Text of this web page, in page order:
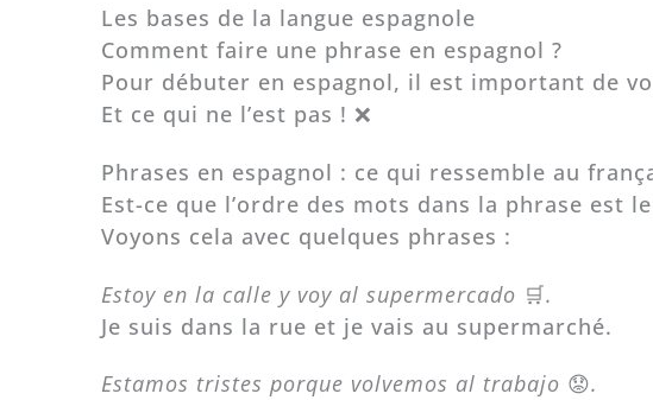
Les bases de la langue espagnole
Comment faire une phrase en espagnol ?
Pour débuter en espagnol, il est important de
Et ce qui ne l’est pas ! ❌
Phrases en espagnol : ce qui ressemble au
Est-ce que l’ordre des mots dans la phrase est
Voyons cela avec quelques phrases :
Estoy en la calle y voy al supermercado 🛒.
Je suis dans la rue et je vais au supermarché.
Estamos tristes porque volvemos al trabajo 😟.